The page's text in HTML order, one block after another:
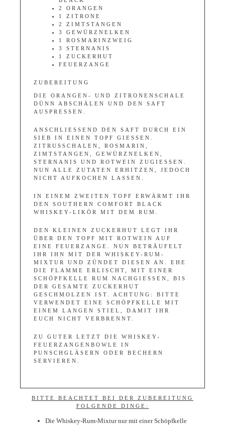
2 ORANGEN
1 ZITRONE
2 ZIMTSTANGEN
3 GEWÜRZNELKEN
1 ROSMARINZWEIG
3 STERNANIS
1 ZUCKERHUT
FEUERZANGE
ZUBEREITUNG
DIE ORANGEN- UND ZITRONENSCHALE
DÜNN ABSCHÄLEN UND DEN SAFT
AUSPRESSEN.
ANSCHLIESSEND DEN SAFT DURCH EIN S
IEB IN EINEN TOPF GIESSEN. ZI
TRUSSCHALEN, ROSMARIN, ZI
MTSTANGEN, GEWÜRZNELKEN, ST
ERNANIS UND ROTWEIN ZUGIESSEN. NUN
ALLE ZUTATEN ERHITZEN, JEDOCH NIC
HT AUFKOCHEN LASSEN.
IN EINEM ZWEITEN TOPF ERWÄRMT IHR
DEN SOUTHERN COMFORT BLACK
WHISKEY-LIKÖR MIT DEM RUM.
DEN KLEINEN ZUCKERHUT LEGT IHR
ÜBER DEN TOPF MIT ROTWEIN AUF
EINE FEUERZANGE. NUN BETRÄUFELT
IHR IHN MIT DER WHISKEY-RUM-
MIXTUR UND ZÜNDET DIESEN AN. EHE
DIE FLAMME ERLISCHT, MIT EINER
SCHÖPFKELLE RUM NACHGIESSEN, BIS D
ER GESAMTE ZUCKERHUT G
ESCHMOLZEN IST. ACHTUNG: BITTE V
ERWENDET EINE SCHÖPFKELLE MIT E
INEM LANGEN STIEL, DAMIT IHR E
UCH NICHT VERBRENNT.
ZU GUTER LETZT DIE WHISKEY-
FEUERZANGENBOWLE IN
PUNSCHGLÄSERN ODER BECHERN
SERVIEREN.
BITTE BEACHTET BEI DER ZUBEREITUNG
FOLGENDE DINGE:
Die Whiskey-Rum-Mixtur nur mit einer Schöpfkelle